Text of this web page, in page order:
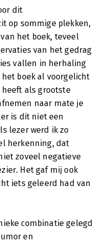
dit
op sommige plekken,
het boek, teveel
van het gedrag
vallen in herhaling
boek al voorgelicht
als grootste
naar mate je
is dit niet een
lezer werd ik zo
herkenning, dat
zoveel negatieve
Het gaf mij ook
iets geleerd had van
combinatie gelegd
en